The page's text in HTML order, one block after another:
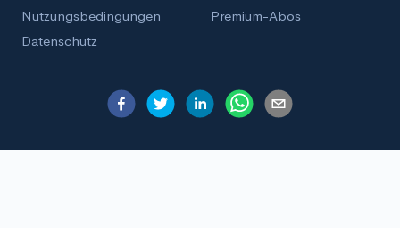
Nutzungsbedingungen
Datenschutz
Premium-Abos